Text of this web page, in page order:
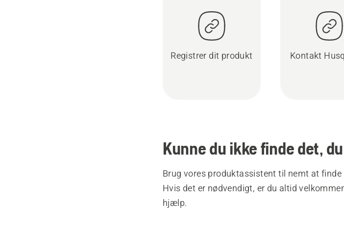
Registrer dit produkt Kontakt
Kunne du ikke finde det,
Brug vores produktassistent til nemt at
Hvis det er nødvendigt, er du altid
hjælp.